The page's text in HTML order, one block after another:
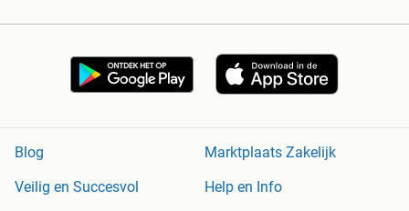
Blog
Marktplaats Zakelijk
Veilig en Succesvol
Help en Info